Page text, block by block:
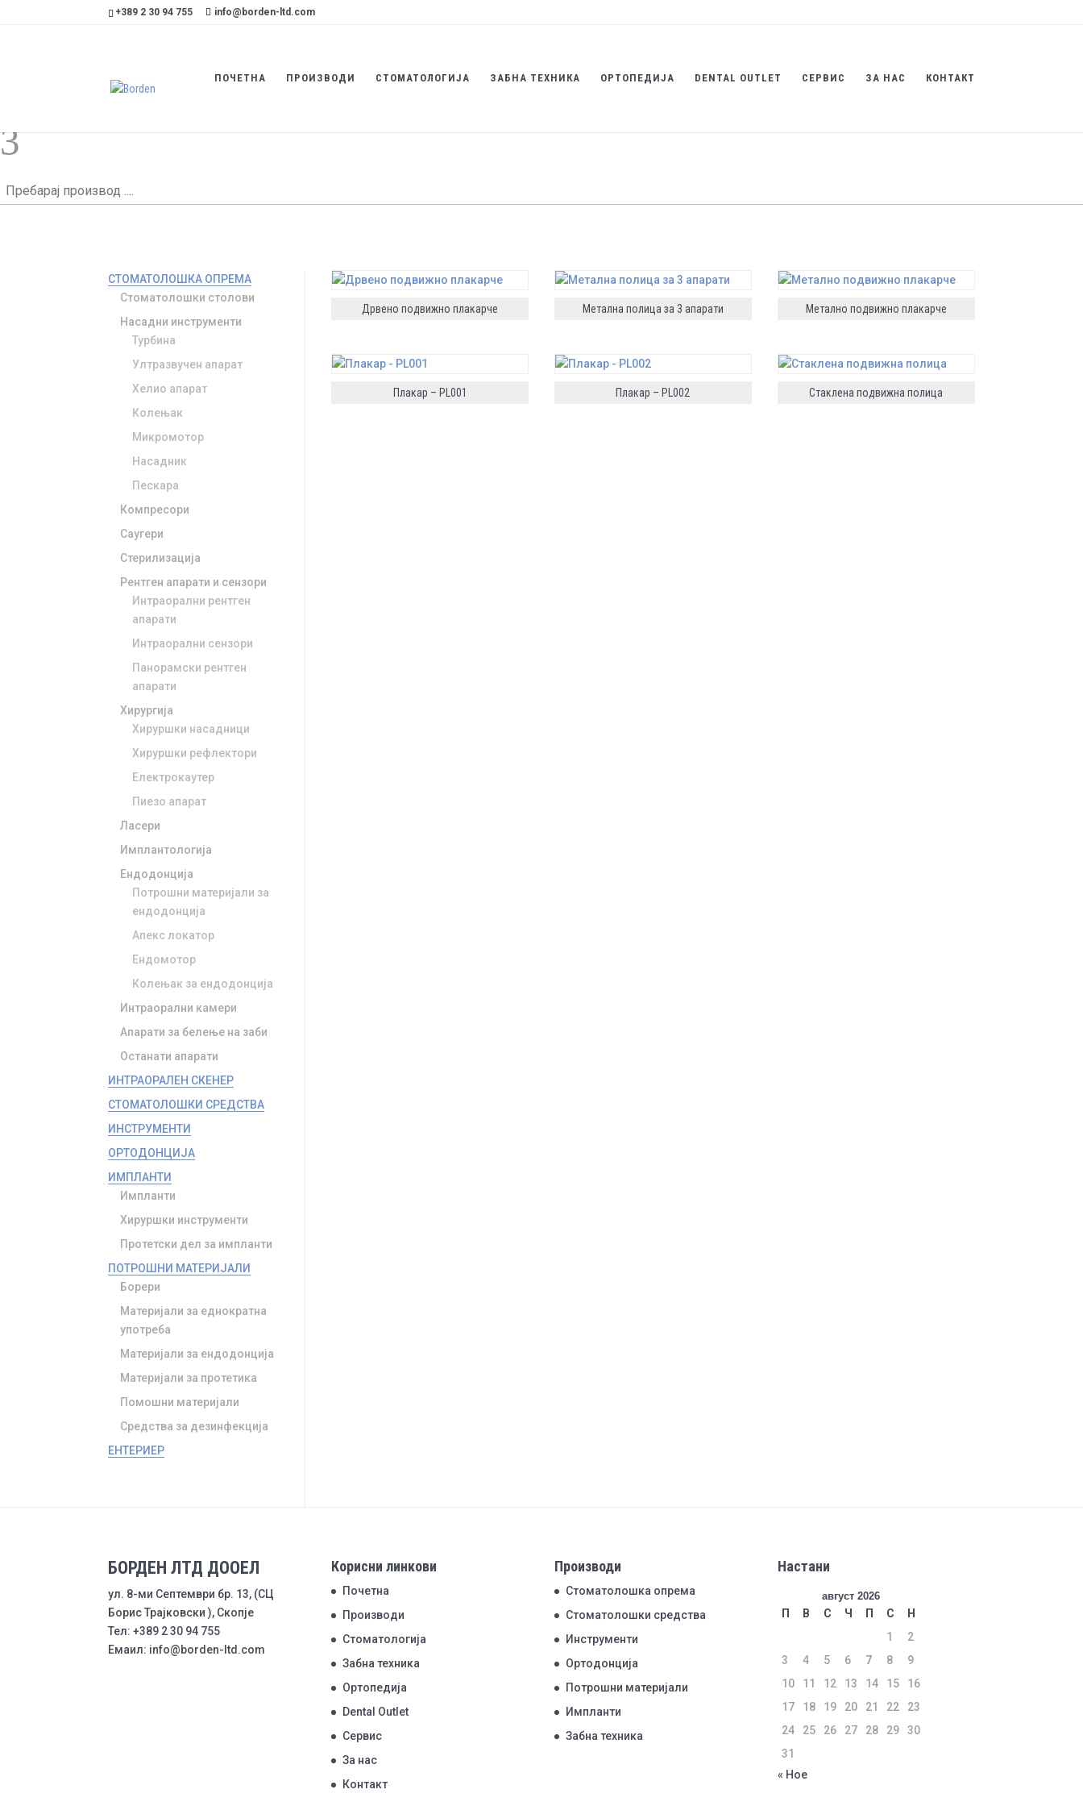
+389 2 30 94 755 info@borden-ltd.com
ПОЧЕТНА ПРОИЗВОДИ СТОМАТОЛОГИЈА ЗАБНА ТЕХНИКА ОРТОПЕДИЈА DENTAL OUTLET СЕРВИС ЗА НАС КОНТАКТ
3
Пребарај
производ
Дрвено подвижно плакарче Метална полица за 3 апарати Метално подвижно плакарче
Плакар – PL001 Плакар – PL002 Стаклена подвижна полица
СТОМАТОЛОШКА ОПРЕМА
Стоматолошки столови
Насадни инструменти
Турбина
Ултразвучен апарат
Хелио апарат
Колењак
Микромотор
Насадник
Пескара
Компресори
Саугери
Стерилизација
Рентген апарати и сензори
Интраорални рентген
апарати
Интраорални сензори
Панорамски рентген
апарати
Хирургија
Хируршки насадници
Хируршки рефлектори
Електрокаутер
Пиезо апарат
Ласери
Имплантологија
Ендодонција
Потрошни материјали за
ендодонција
Апекс локатор
Ендомотор
Колењак за ендодонција
Интраорални камери
Апарати за белење на заби
Останати апарати
ИНТРАОРАЛЕН СКЕНЕР
СТОМАТОЛОШКИ СРЕДСТВА
ИНСТРУМЕНТИ
ОРТОДОНЦИЈА
ИМПЛАНТИ
Импланти
Хируршки инструменти
Протетски дел за импланти
ПОТРОШНИ МАТЕРИЈАЛИ
Борери
Материјали за еднократна
употреба
Материјали за ендодонција
Материјали за протетика
Помошни материјали
Средства за дезинфекција
ЕНТЕРИЕР
БОРДЕН ЛТД ДООЕЛ
ул. 8-ми Септември бр. 13, (СЦ
Борис Трајковски ), Скопје
Тел: +389 2 30 94 755
Емаил: info@borden-ltd.com
Корисни линкови
Почетна
Производи
Стоматологија
Забна техника
Ортопедија
Dental Outlet
Сервис
За нас
Контакт
Производи
Стоматолошка опрема
Стоматолошки средства
Инструменти
Ортодонција
Потрошни материјали
Импланти
Забна техника
Настани
август 2026
П В С Ч П С
Н
1
2
3
4 5 6 7 8
9
10
11 12 13 14 15
16
17
18 19 20 21 22
23
24
25 26 27 28 29
30
31
« Ное